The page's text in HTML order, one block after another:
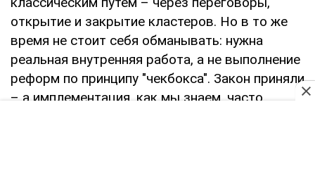
открытие и закрытие кластеров. Но в то же
время не стоит себя обманывать: нужна
реальная внутренняя работа, а не выполнение
реформ по принципу "чекбокса". Закон приняли
– а имплементация, как мы знаем, часто